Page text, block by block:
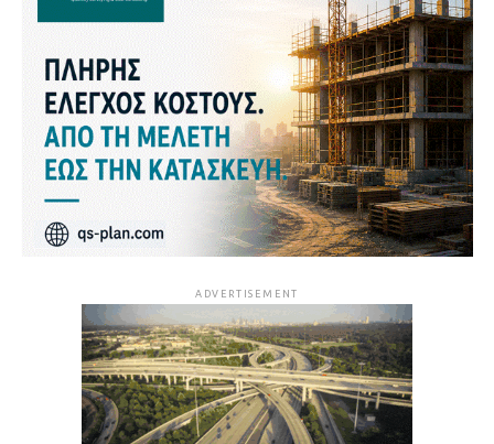
ADVERTISEMENT